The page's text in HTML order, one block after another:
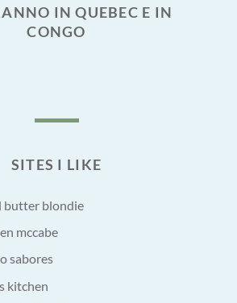
IN QUEBEC E IN
CONGO
SITES I LIKE
butter blondie
mccabe
sabores
kitchen